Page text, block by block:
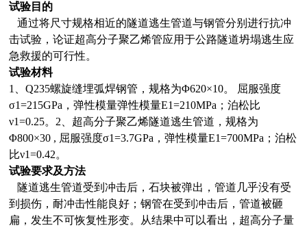
试验目的
通过将尺寸规格相近的隧道逃生管道与钢管分别进行抗冲
击试验，论证超高分子聚乙烯管应用于公路隧道坍塌逃生应
急救援的可行性。
试验材料
1、Q235螺旋缝埋弧焊钢管，规格为Φ620×10。 屈服强度
σ1=215GPa，弹性模量弹性模量E1=210MPa；泊松比
ν1=0.25。2、超高分子聚乙烯隧道逃生管道，规格为
Φ800×30 , 屈服强度σ1=3.7GPa，弹性模量E1=700MPa；泊松
比ν1=0.42。
试验要求及方法
隧道逃生管道受到冲击后，石块被弹出，管道几乎没有受
到损伤，耐冲击性能良好；钢管在受到冲击后，管道被砸
扁，发生不可恢复性形变。从结果中可以看出，超高分子量